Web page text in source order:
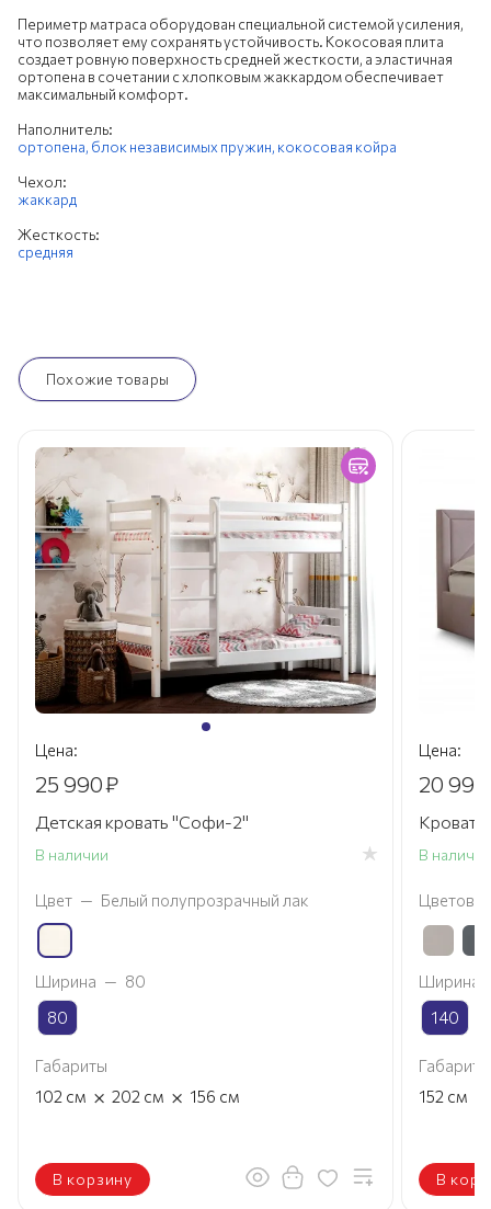
Периметр матраса оборудован специальной системой усиления,
что позволяет ему сохранять устойчивость. Кокосовая плита
создает ровную поверхность средней жесткости, а эластичная
ортопена в сочетании с хлопковым жаккардом обеспечивает
максимальный комфорт.
Наполнитель:
ортопена, блок независимых пружин, кокосовая койра
Чехол:
жаккард
Жесткость:
средняя
Похожие товары
Цена:
25 990₽
Детская кровать "Софи-2"
В наличии
Цвет — Белый полупрозрачный лак
Ширина — 80
80
Габариты
102 см × 202 см × 156 см
В корзину
Цена:
20 990
В наличии
Ширина
140
Габариты
152 см
В